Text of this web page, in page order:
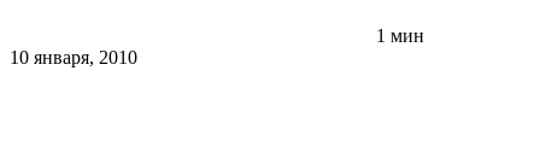
1 мин
10 января, 2010